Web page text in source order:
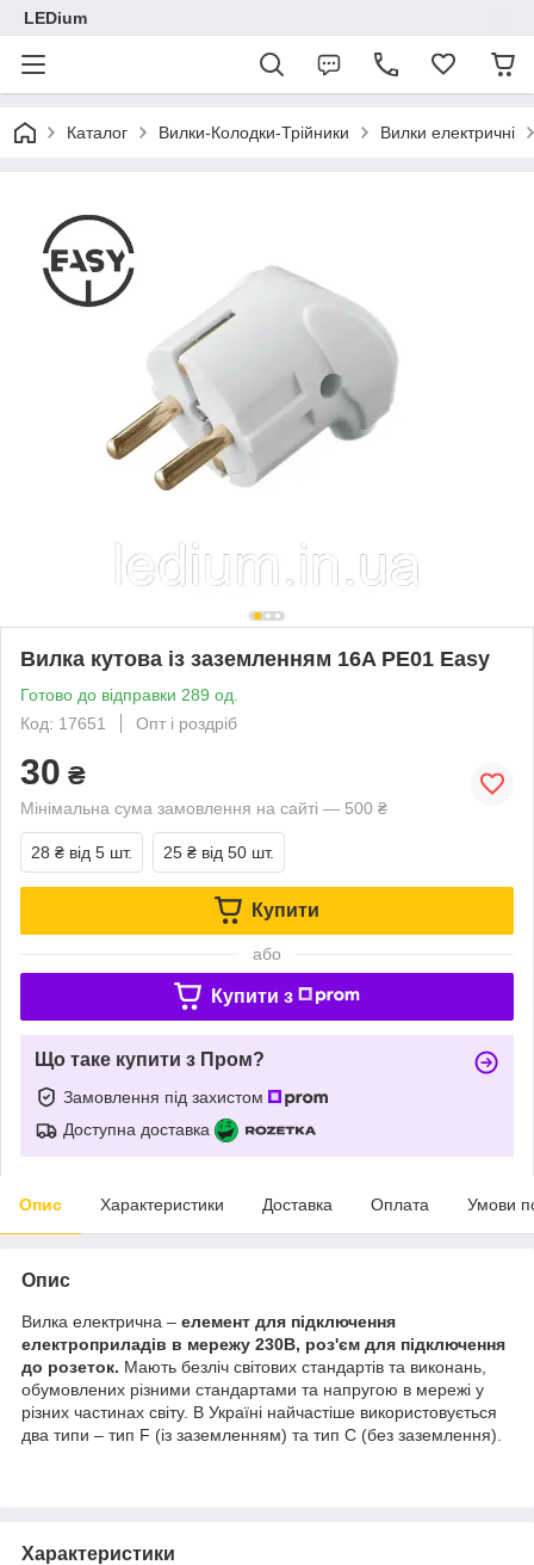
LEDium
Каталог Вилки-Колодки-Трійники Вилки електричні
Вилка кутова із заземленням 16A PE01 Easy
Готово до відправки 289 од.
Код: 17651
Опт і роздріб
30 ₴
Мінімальна сума замовлення на сайті — 500 ₴
28 ₴ від 5 шт. 25 ₴ від 50 шт.
Купити
або
Купити з
Що таке купити з Пром?
Замовлення під захистом
Доступна доставка
Опис Характеристики Доставка Оплата Умови
Опис
Вилка електрична – елемент для підключення
електроприладів в мережу 230В, роз'єм для підключення
до розеток. Мають безліч світових стандартів та виконань,
обумовлених різними стандартами та напругою в мережі у
різних частинах світу. В Україні найчастіше використовується
два типи – тип F (із заземленням) та тип С (без заземлення).
Характеристики